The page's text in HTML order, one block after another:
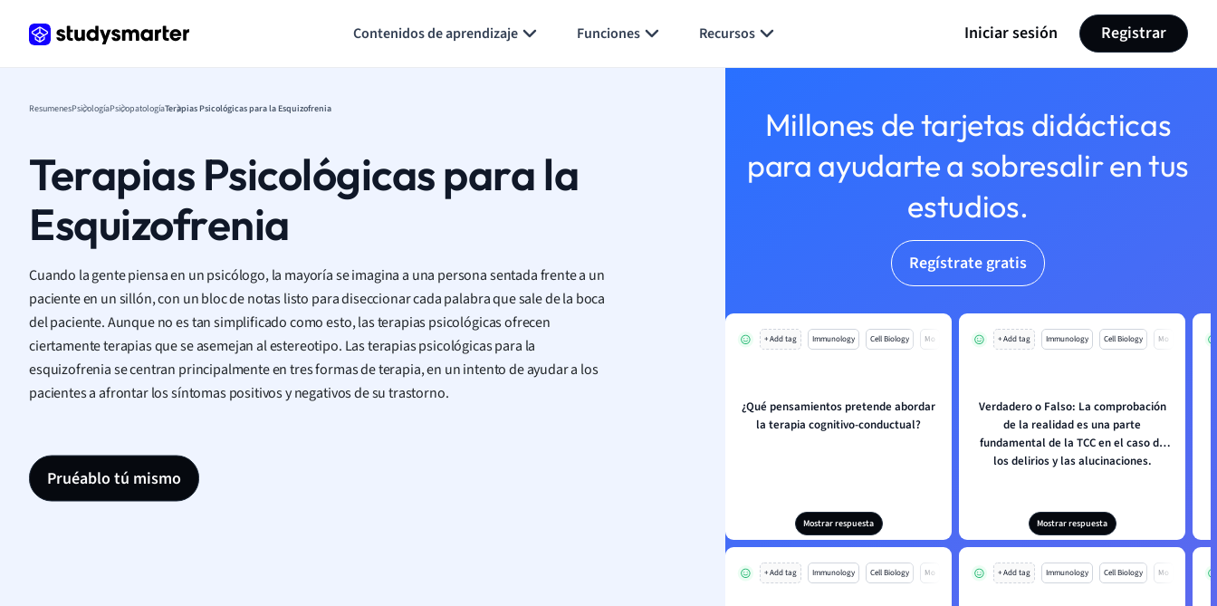
Contenidos de aprendizaje Funciones Recursos Iniciar sesión Registrar
ResumenesPsicologíaPsicopatologíaTerapias Psicológicas para la Esquizofrenia
Terapias Psicológicas para la
Esquizofrenia
Cuando la gente piensa en un psicólogo, la mayoría se imagina a una persona sentada frente a un
paciente en un sillón, con un bloc de notas listo para diseccionar cada palabra que sale de la boca
del paciente. Aunque no es tan simplificado como esto, las terapias psicológicas ofrecen
ciertamente terapias que se asemejan al estereotipo. Las terapias psicológicas para la
esquizofrenia se centran principalmente en tres formas de terapia, en un intento de ayudar a los
pacientes a afrontar los síntomas positivos y negativos de su trastorno.
Pruéablo tú mismo
Millones de tarjetas didácticas
para ayudarte a sobresalir en tus
estudios.
Regístrate gratis
+ Add tag Immunology Cell Biology Mo
¿Qué pensamientos pretende abordar
la terapia cognitivo-conductual?
Mostrar respuesta
+ Add tag Immunology Cell Biology Mo
Verdadero o Falso: La comprobación
de la realidad es una parte
fundamental de la TCC en el caso de
los delirios y las alucinaciones.
Mostrar respuesta
+ Add tag Immunology Cell Biology Mo + Add tag Immunology Cell Biology Mo